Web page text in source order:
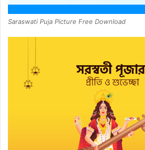
Saraswati Puja Picture Free Download